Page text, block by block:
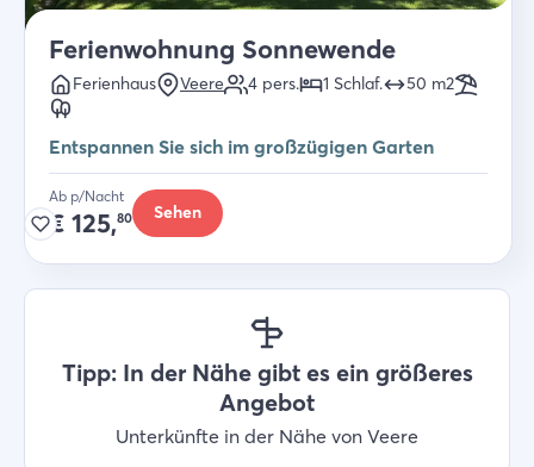
Ferienwohnung Sonnewende
Ferienhaus Veere 4 pers. 1 Schlaf. 50 m2
Entspannen Sie sich im großzügigen Garten
Ab p/Nacht
€ 125,80 Sehen
Tipp: In der Nähe gibt es ein größeres
Angebot
Unterkünfte in der Nähe von Veere